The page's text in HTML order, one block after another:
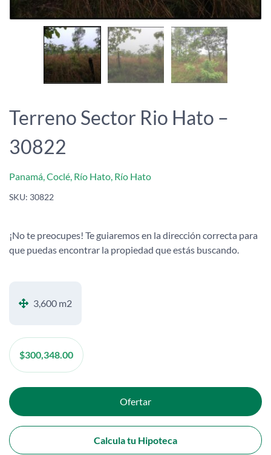
Terreno Sector Rio Hato –
30822
Panamá, Coclé, Río Hato, Río Hato
SKU: 30822
¡No te preocupes! Te guiaremos en la dirección correcta para
que puedas encontrar la propiedad que estás buscando.
3,600 m2
$300,348.00
Ofertar
Calcula tu Hipoteca